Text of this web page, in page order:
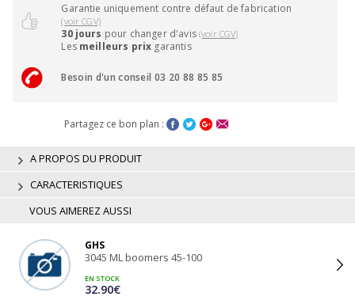
Garantie uniquement contre défaut de fabrication
(voir CGV)
30 jours pour changer d'avis(voir CGV)
Les meilleurs prix garantis
Besoin d'un conseil 03 20 88 85 85
Partagez ce bon plan :
A PROPOS DU PRODUIT
CARACTERISTIQUES
VOUS AIMEREZ AUSSI
GHS
3045 ML boomers 45-100
EN STOCK
32.90€